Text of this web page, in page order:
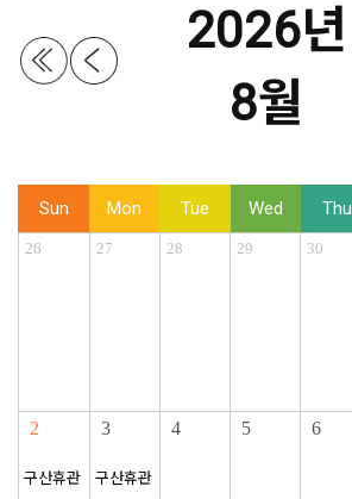
2026년
8월
Sun Mon Tue Wed Thu
26 27 28 29 30
2
구산휴관
3
구산휴관
4 5 6